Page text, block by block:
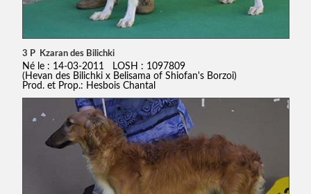
3 P Kzaran des Bilichki
Né le : 14-03-2011 LOSH : 1097809
(Hevan des Bilichki x Belisama of Shiofan's Borzoi)
Prod. et Prop.: Hesbois Chantal